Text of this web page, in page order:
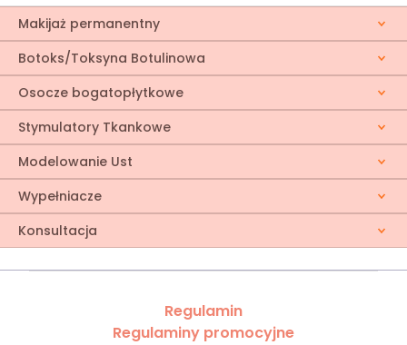
Makijaż permanentny
Botoks/Toksyna Botulinowa
Osocze bogatopłytkowe
Stymulatory Tkankowe
Modelowanie Ust
Wypełniacze
Konsultacja
Regulamin
Regulaminy promocyjne